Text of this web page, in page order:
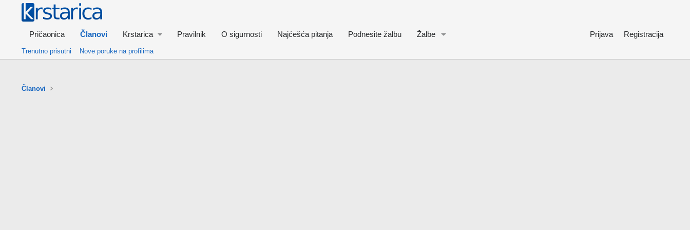
Pričaonica Članovi Krstarica Pravilnik O sigurnosti Najćešća pitanja Podnesite žalbu Žalbe Prijava Registracija
Trenutno prisutni Nove poruke na profilima
Članovi